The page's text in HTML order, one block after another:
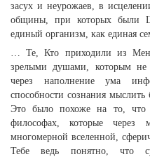
засух и неурожаев, в
общины, при которых были
единый организм, как единая
… Те, Кто приходили из
зрелыми душами, которым не
через наполнение ума
способности сознания
Это было похоже на то, что
философах, которые через
многомерной вселенной,
Тебе ведь понятно, что